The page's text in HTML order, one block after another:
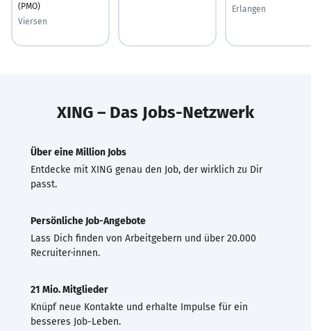
(PMO)
Viersen
Erlangen
XING – Das Jobs-Netzwerk
Über eine Million Jobs
Entdecke mit XING genau den Job, der wirklich zu Dir
passt.
Persönliche Job-Angebote
Lass Dich finden von Arbeitgebern und über 20.000
Recruiter·innen.
21 Mio. Mitglieder
Knüpf neue Kontakte und erhalte Impulse für ein
besseres Job-Leben.